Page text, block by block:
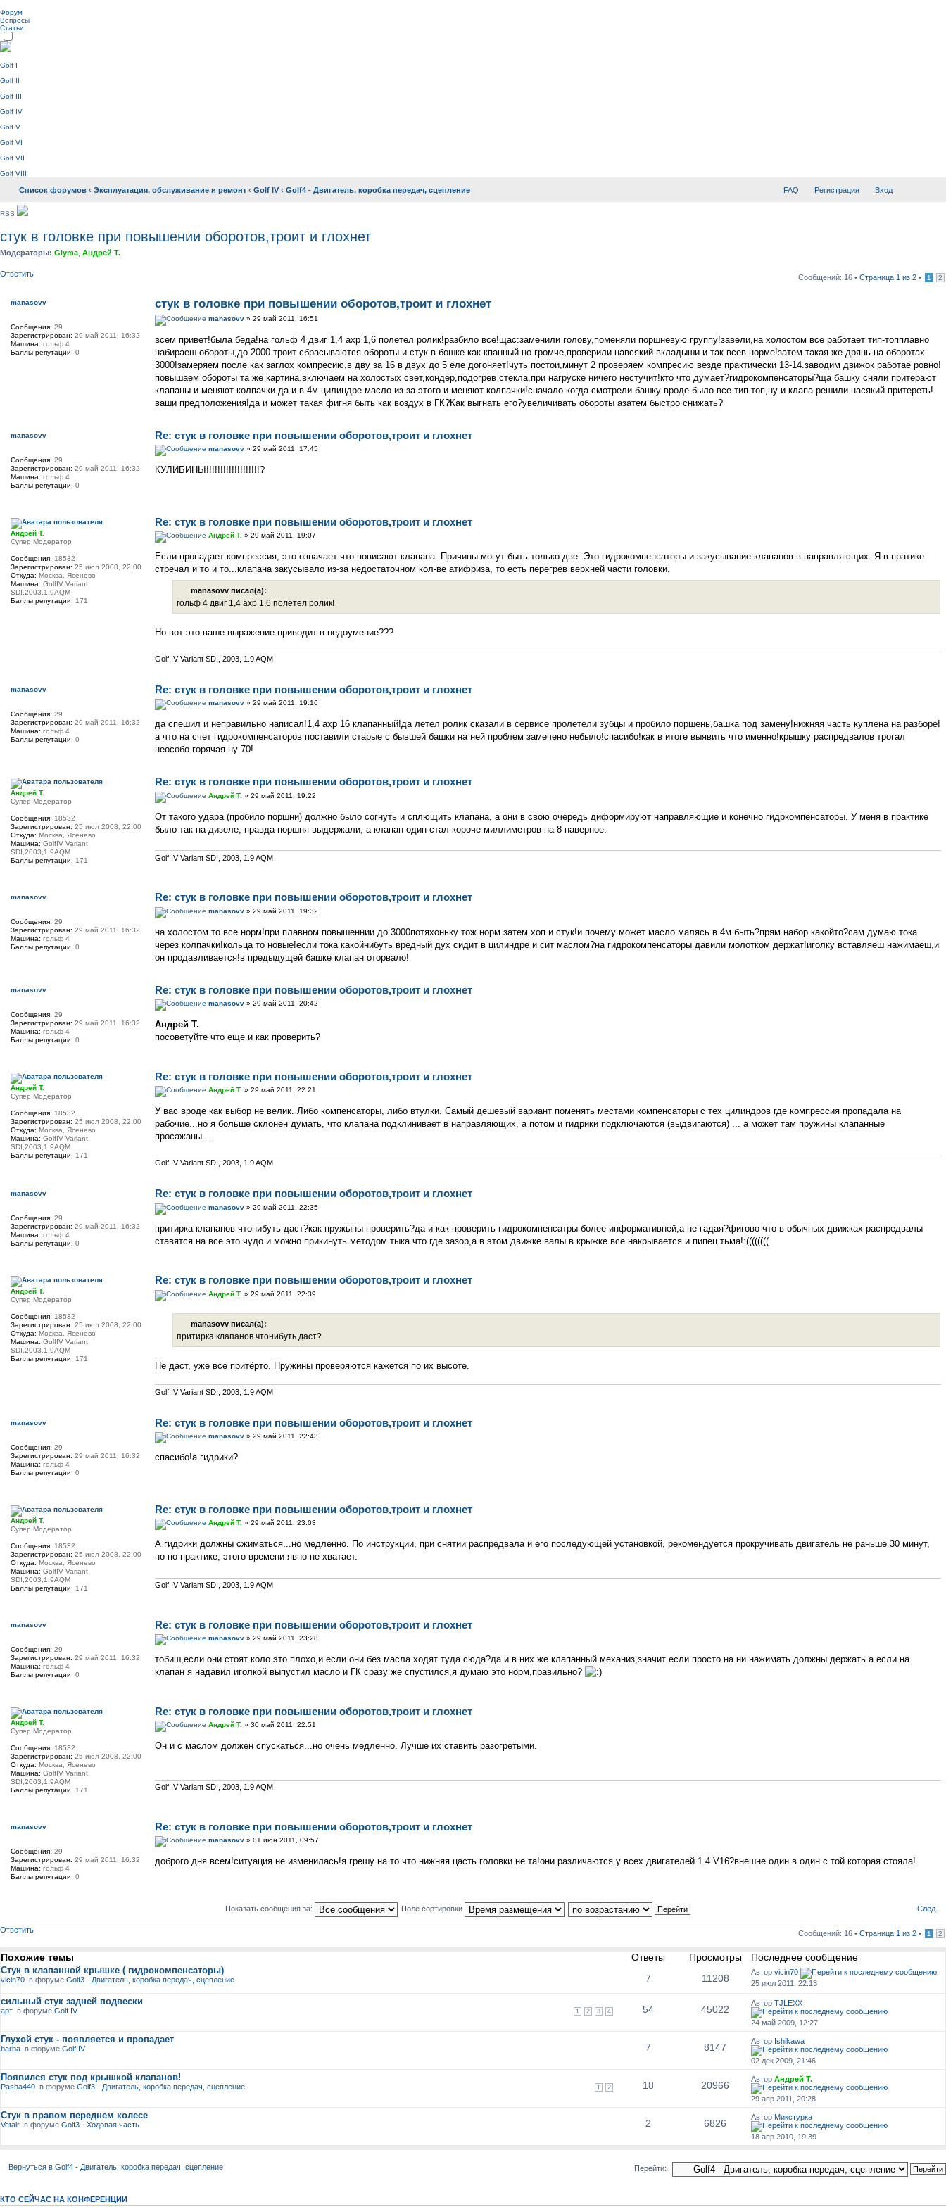
Форум
Вопросы
Статьи
Golf I
Golf II
Golf III
Golf IV
Golf V
Golf VI
Golf VII
Golf VIII
Список форумов ‹ Эксплуатация, обслуживание и ремонт ‹ Golf IV ‹ Golf4 - Двигатель, коробка передач, сцепление FAQ Регистрация Вход
RSS
стук в головке при повышении оборотов,троит и глохнет
Модераторы: Glyma Андрей Т.
Ответить Сообщений: 16 • Страница 1 из 2 • 1 2
стук в головке при повышении оборотов,троит и глохнет
manasovv» 29 май 2011, 16:51
всем привет!была беда!на гольф 4 двиг 1,4 ахр 1,6 полетел ролик!разбило все!щас:заменили голову,поменяли поршневую группу!завели,на холостом все работает тип-топплавно
набираеш обороты,до 2000 троит сбрасываются обороты и стук в бошке как кпанный но громче,проверили навсякий вкладыши и так всев норме!затем такая же дрянь на оборотах
3000!замеряем после как заглох компресию,в дву за 16 в двух до 5 еле догоняет!чуть постои,минут 2 проверяем компресию везде практически 13-14.заводим движок работае ровно!
повышаем обороты та же картина.включаем на холостых свет,кондер,подогрев стекла,при нагруске ничего нестучит!кто что думает?гидрокомпенсаторы?ща башку сняли притерают
клапаны и меняют колпачки.да и в 4м цилиндре масло из за этого и меняют колпачки!сначало когда смотрели башку вроде было все тип топ,ну и клапа решили насякий притереть!
ваши предположения!да и может такая фигня быть как воздух в ГК?Как выгнать его?увеличивать обороты азатем быстро снижать?
manasovv
Сообщения: 29
Зарегистрирован: 29 май 2011, 16:32
Машина: гольф 4
Баллы репутации: 0
Re: стук в головке при повышении оборотов,троит и глохнет
manasovv» 29 май 2011, 17:45
КУЛИБИНЫ!!!!!!!!!!!!!!!!!!!?
manasovv
Сообщения: 29
Зарегистрирован: 29 май 2011, 16:32
Машина: гольф 4
Баллы репутации: 0
Re: стук в головке при повышении оборотов,троит и глохнет
Андрей Т. » 29 май 2011, 19:07
Если пропадает компрессия, это означает что повисают клапана. Причины могут быть только две. Это гидрокомпенсаторы и закусывание клапанов в направляющих. Я в пратике
стречал и то и то...клапана закусывало из-за недостаточном кол-ве атифриза, то есть перегрев верхней части головки.
manasovv писал(а):
гольф 4 двиг 1,4 ахр 1,6 полетел ролик!
Но вот это ваше выражение приводит в недоумение???
Golf IV Variant SDI, 2003, 1.9 AQM
Андрей Т.
Супер Модератор
Сообщения: 18532
Зарегистрирован: 25 июл 2008, 22:00
Откуда: Москва, Ясенево
Машина: GolfIV Variant
SDI,2003,1.9AQM
Баллы репутации: 171
Re: стук в головке при повышении оборотов,троит и глохнет
manasovv» 29 май 2011, 19:16
да спешил и неправильно написал!1,4 ахр 16 клапанный!да летел ролик сказали в сервисе пролетели зубцы и пробило поршень,башка под замену!нижняя часть куплена на разборе!
а что на счет гидрокомпенсаторов поставили старые с бывшей башки на ней проблем замечено небыло!спасибо!как в итоге выявить что именно!крышку распредвалов трогал
неособо горячая ну 70!
manasovv
Сообщения: 29
Зарегистрирован: 29 май 2011, 16:32
Машина: гольф 4
Баллы репутации: 0
Re: стук в головке при повышении оборотов,троит и глохнет
Андрей Т. » 29 май 2011, 19:22
От такого удара (пробило поршни) должно было согнуть и сплющить клапана, а они в свою очередь диформируют направляющие и конечно гидркомпенсаторы. У меня в практике
было так на дизеле, правда поршня выдержали, а клапан один стал короче миллиметров на 8 наверное.
Golf IV Variant SDI, 2003, 1.9 AQM
Андрей Т.
Супер Модератор
Сообщения: 18532
Зарегистрирован: 25 июл 2008, 22:00
Откуда: Москва, Ясенево
Машина: GolfIV Variant
SDI,2003,1.9AQM
Баллы репутации: 171
Re: стук в головке при повышении оборотов,троит и глохнет
manasovv» 29 май 2011, 19:32
на холостом то все норм!при плавном повышеннии до 3000потяхоньку тож норм затем хоп и стук!и почему может масло малясь в 4м быть?прям набор какойто?сам думаю тока
через колпачки!кольца то новые!если тока какойнибуть вредный дух сидит в цилиндре и сит маслом?на гидрокомпенсаторы давили молотком держат!иголку вставляеш нажимаеш,и
он продавливается!в предыдущей башке клапан оторвало!
manasovv
Сообщения: 29
Зарегистрирован: 29 май 2011, 16:32
Машина: гольф 4
Баллы репутации: 0
Re: стук в головке при повышении оборотов,троит и глохнет
manasovv» 29 май 2011, 20:42
Андрей Т.
посоветуйте что еще и как проверить?
manasovv
Сообщения: 29
Зарегистрирован: 29 май 2011, 16:32
Машина: гольф 4
Баллы репутации: 0
Re: стук в головке при повышении оборотов,троит и глохнет
Андрей Т.» 29 май 2011, 22:21
У вас вроде как выбор не велик. Либо компенсаторы, либо втулки. Самый дешевый вариант поменять местами компенсаторы с тех цилиндров где компрессия пропадала на
рабочие...но я больше склонен думать, что клапана подклинивает в направляющих, а потом и гидрики подключаются (выдвигаются) ... а может там пружины клапанные
просажаны....
Golf IV Variant SDI, 2003, 1.9 AQM
Андрей Т.
Супер Модератор
Сообщения: 18532
Зарегистрирован: 25 июл 2008, 22:00
Откуда: Москва, Ясенево
Машина: GolfIV Variant
SDI,2003,1.9AQM
Баллы репутации: 171
Re: стук в головке при повышении оборотов,троит и глохнет
manasovv» 29 май 2011, 22:35
притирка клапанов чтонибуть даст?как пружыны проверить?да и как проверить гидрокомпенсатры более информативней,а не гадая?фигово что в обычных движках распредвалы
ставятся на все это чудо и можно прикинуть методом тыка что где зазор,а в этом движке валы в крыжке все накрывается и пипец тьма!:((((((((
manasovv
Сообщения: 29
Зарегистрирован: 29 май 2011, 16:32
Машина: гольф 4
Баллы репутации: 0
Re: стук в головке при повышении оборотов,троит и глохнет
Андрей Т. » 29 май 2011, 22:39
manasovv писал(а):
притирка клапанов чтонибуть даст?
Не даст, уже все притёрто. Пружины проверяются кажется по их высоте.
Golf IV Variant SDI, 2003, 1.9 AQM
Андрей Т.
Супер Модератор
Сообщения: 18532
Зарегистрирован: 25 июл 2008, 22:00
Откуда: Москва, Ясенево
Машина: GolfIV Variant
SDI,2003,1.9AQM
Баллы репутации: 171
Re: стук в головке при повышении оборотов,троит и глохнет
manasovv» 29 май 2011, 22:43
спасибо!а гидрики?
manasovv
Сообщения: 29
Зарегистрирован: 29 май 2011, 16:32
Машина: гольф 4
Баллы репутации: 0
Re: стук в головке при повышении оборотов,троит и глохнет
Андрей Т. » 29 май 2011, 23:03
А гидрики должны сжиматься...но медленно. По инструкции, при снятии распредвала и его последующей установкой, рекомендуется прокручивать двигатель не раньше 30 минут,
но по практике, этого времени явно не хватает.
Golf IV Variant SDI, 2003, 1.9 AQM
Андрей Т.
Супер Модератор
Сообщения: 18532
Зарегистрирован: 25 июл 2008, 22:00
Откуда: Москва, Ясенево
Машина: GolfIV Variant
SDI,2003,1.9AQM
Баллы репутации: 171
Re: стук в головке при повышении оборотов,троит и глохнет
manasovv» 29 май 2011, 23:28
тобиш,если они стоят коло это плохо,и если они без масла ходят туда сюда?да и в них же клапанный механиз,значит если просто на ни нажимать должны держать а если на
клапан я надавил иголкой выпустил масло и ГК сразу же спустился,я думаю это норм,правильно?
manasovv
Сообщения: 29
Зарегистрирован: 29 май 2011, 16:32
Машина: гольф 4
Баллы репутации: 0
Re: стук в головке при повышении оборотов,троит и глохнет
Андрей Т. » 30 май 2011, 22:51
Он и с маслом должен спускаться...но очень медленно. Лучше их ставить разогретыми.
Golf IV Variant SDI, 2003, 1.9 AQM
Андрей Т.
Супер Модератор
Сообщения: 18532
Зарегистрирован: 25 июл 2008, 22:00
Откуда: Москва, Ясенево
Машина: GolfIV Variant
SDI,2003,1.9AQM
Баллы репутации: 171
Re: стук в головке при повышении оборотов,троит и глохнет
manasovv» 01 июн 2011, 09:57
доброго дня всем!ситуация не изменилась!я грешу на то что нижняя цасть головки не та!они различаются у всех двигателей 1.4 V16?внешне один в один с той которая стояла!
manasovv
Сообщения: 29
Зарегистрирован: 29 май 2011, 16:32
Машина: гольф 4
Баллы репутации: 0
След.
Показать сообщения за: Поле сортировки
Ответить Сообщений: 16 • Страница 1 из 2 • 1 2
Похожие темы Ответы Просмотры Последнее сообщение
Стук в клапанной крышке ( гидрокомпенсаторы)
vicin70 в форумеGolf3 - Двигатель, коробка передач, сцепление 7 11208
Автор vicin70
25 июл 2011, 22:13
сильный стук задней подвески
1 2 3 4
арт в форумеGolf IV 54 45022
Автор TJLEXX
24 май 2009, 12:27
Глухой стук - появляется и пропадает
barba в форумеGolf IV 7 8147
Автор Ishikawa
02 дек 2009, 21:46
Появился стук под крышкой клапанов!
1 2
Pasha440 в форумеGolf3 - Двигатель, коробка передач, сцепление 18 20966
Автор Андрей Т.
29 апр 2011, 20:28
Стук в правом переднем колесе
Vetalr в форумеGolf3 - Ходовая часть 2 6826
Автор Микстурка
18 апр 2010, 19:39
Вернуться в Golf4 - Двигатель, коробка передач, сцепление Перейти:
КТО СЕЙЧАС НА КОНФЕРЕНЦИИ